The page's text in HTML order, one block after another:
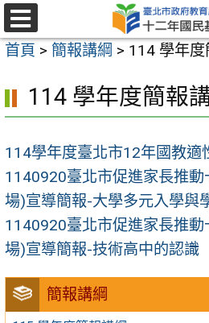
跳
至
主
內
區
選
單
首頁 > 簡報講綱 > 114 學年度
簡報講綱
114 學年度簡報
114學年度臺北市12年國教適
1140920臺北市促進家長推
場)宣導簡報-大學多元入學與
1140920臺北市促進家長推
場)宣導簡報-技術高中的認識